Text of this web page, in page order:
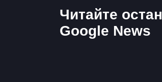
Читайте
Google News